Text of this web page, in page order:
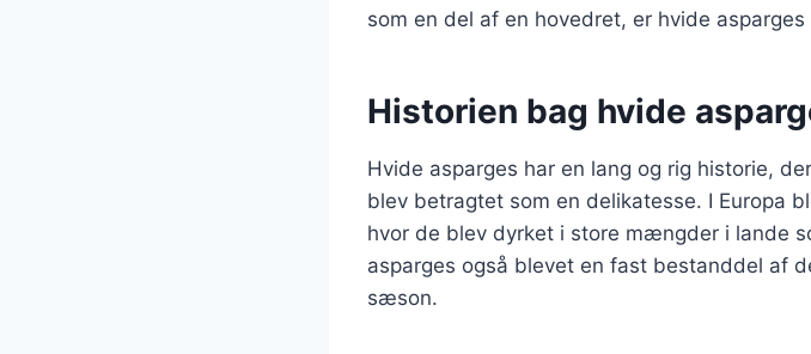
som en del af en hovedret, er hvide asparges
Historien bag hvide
Hvide asparges har en lang og rig historie,
blev betragtet som en delikatesse. I Europa
hvor de blev dyrket i store mængder i lande
asparges også blevet en fast bestanddel af
sæson.